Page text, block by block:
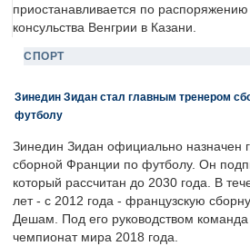
приостанавливается по
консульства Венгрии в Казани.
СПОРТ
Зинедин Зидан стал главным тренером
футболу
Зинедин Зидан официально назначен
сборной Франции по футболу. Он
который рассчитан до 2030 года. В
лет - с 2012 года - французскую
Дешам. Под его руководством
чемпионат мира 2018 года.